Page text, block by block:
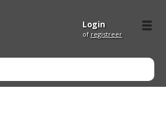
Login
of registreer